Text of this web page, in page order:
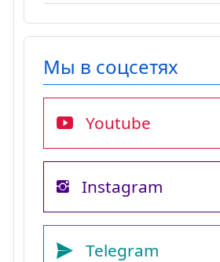
Мы в соцсетях
Youtube
Instagram
Telegram